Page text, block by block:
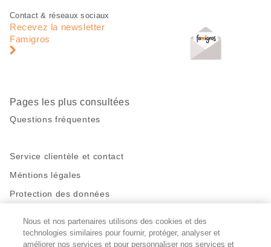
Pied
page
Navigation
pied
Contact & réseaux sociaux
Recevez la newsletter
Famigros
Pages les plus consultées
Questions fréquentes
Service clientèle et contact
Méntions légales
Protection des données
Restez en contact!
Nous et nos partenaires utilisons des cookies et des
technologies similaires pour fournir, protéger, analyser et
améliorer nos services et pour personnaliser nos services et